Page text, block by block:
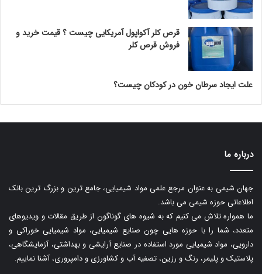
قرص کلر آکواپول آمریکایی چیست ؟ قیمت خرید و
فروش قرص کلر
علت ایجاد سرطان خون در کودکان چیست؟
درباره ما
جهان شیمی به عنوان مرجع علمی مواد شیمیایی، جامع ترین و بزرگ ترین بانک
اطلاعاتی حوزه شیمی می باشد.
ما همواره تلاش می کنیم که به شیوه های گوناگون از طریق مقالات و ویدیوهای
متعدد، شما را با حوزه هایی چون صنایع شیمیایی، مواد شیمیایی خوراکی و
دارویی، مواد شیمیایی مورد استفاده در صنایع آرایشی و بهداشتی، آزمایشگاهی،
پلاستیک و پلیمر، رنگ و رزین، تصفیه آب و کشاورزی و دامپروری، آشنا نماییم.